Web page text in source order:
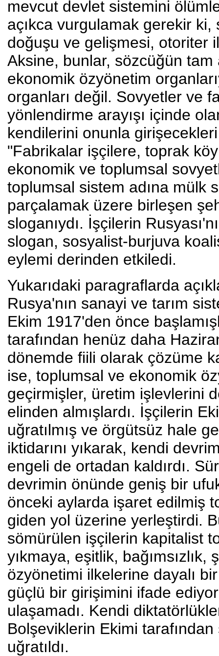
mevcut devlet sistemini
açıkca vurgulamak gerekir
doğuşu ve gelişmesi, otoriter
Aksine, bunlar, sözcüğün tam
ekonomik özyönetim
organları değil. Sovyetler ve
yönlendirme arayışı içinde
kendilerini onunla
"Fabrikalar işçilere, toprak
ekonomik ve toplumsal
toplumsal sistem adına mülk
parçalamak üzere birleşen
sloganıydı. İşçilerin
slogan, sosyalist-burjuva
eylemi derinden etkiledi.
Yukarıdaki paragraflarda
Rusya'nın sanayi ve tarım
Ekim 1917'den önce
tarafından henüz daha
dönemde fiili olarak çözüme
ise, toplumsal ve ekonomik
geçirmişler, üretim işlevlerini
elinden almışlardı. İşçilerin
uğratılmış ve örgütsüz hale
iktidarını yıkarak, kendi
engeli de ortadan kaldırdı.
devrimin önünde geniş bir
önceki aylarda işaret edilmiş
giden yol üzerine yerleştirdi.
sömürülen işçilerin kapitalist
yıkmaya, eşitlik,
özyönetimi ilkelerine dayalı
güçlü bir girişimini ifade
ulaşamadı. Kendi
Bolşeviklerin Ekimi
uğratıldı.